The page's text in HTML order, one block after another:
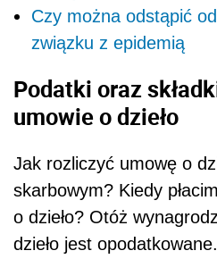
Czy można odstąpić
związku z epidemią
Podatki oraz
umowie o dzieło
Jak rozliczyć umowę o
skarbowym? Kiedy
o dzieło? Otóż
dzieło jest